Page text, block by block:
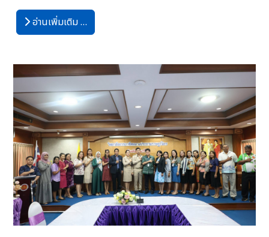
อ่านเพิ่มเติม …